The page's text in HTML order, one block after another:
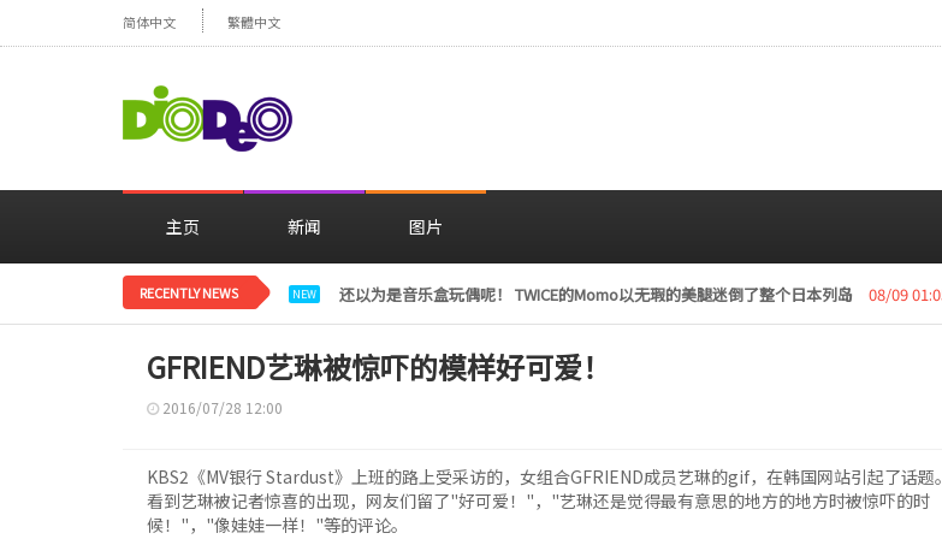
简体中文 繁體中文
主页 新闻 图片
RECENTLY NEWS NEW LE SSERAFIM金彩元恢复活动“下周开始安排日程” 08/08 01:05 AM
GFRIEND艺琳被惊吓的模样好可爱！
2016/07/28 12:00
KBS2《MV银行 Stardust》上班的路上受采访的，女组合GFRIEND成员艺琳的gif，在韩国网站引起了话题。
看到艺琳被记者惊喜的出现，网友们留了"好可爱！"，"艺琳还是觉得最有意思的地方的地方时被惊吓的时
候！"，"像娃娃一样！"等的评论。